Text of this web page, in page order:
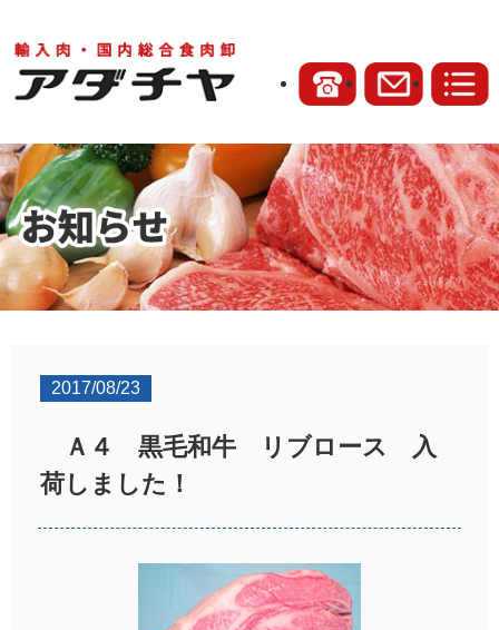
2017/08/23
Ａ４ 黒毛和牛 リブロース 入
荷しました！